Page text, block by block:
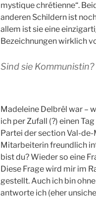
mystique chrétienne“.
anderen Schildern ist
allem ist sie eine
Bezeichnungen wirklich
Sind sie Kommunistin?
Madeleine Delbrêl war –
ich per Zufall (?) einen
Partei der section Val-
Mitarbeiterin freundlich
bist du? Wieder so eine
Diese Frage wird mir im
gestellt. Auch ich bin
antworte ich (eher